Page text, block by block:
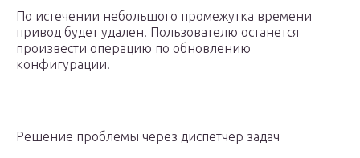
По истечении небольшого промежутка времени
привод будет удален. Пользователю останется
произвести операцию по обновлению
конфигурации.
Решение проблемы через диспетчер задач